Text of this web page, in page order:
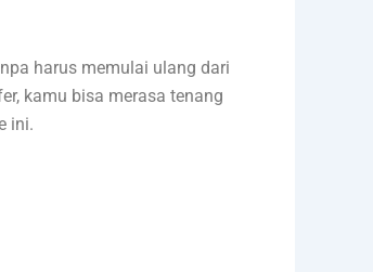
harus memulai ulang dari
kamu bisa merasa tenang
ini.